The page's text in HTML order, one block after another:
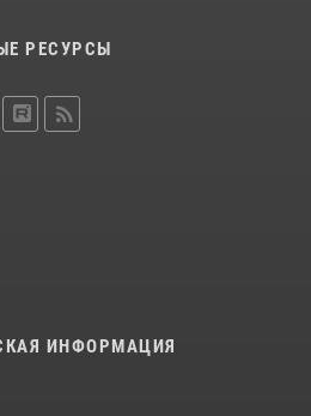
РЕСУРСЫ
ИНФОРМАЦИЯ